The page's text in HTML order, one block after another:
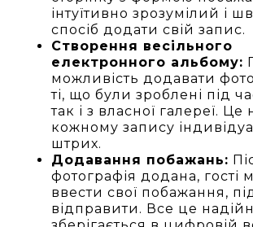
інтуїтивно зрозумілий і
спосіб додати свій запис.
Створення весільного
електронного альбому:
можливість додавати
ті, що були зроблені під
так і з власної галереї. Це
кожному запису
штрих.
Додавання побажань:
фотографія додана, гості
ввести свої побажання,
відправити. Все це